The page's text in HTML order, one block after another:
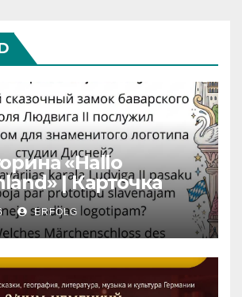
«Hallo
| Карточка
pils / Schloss der
ERFOLG